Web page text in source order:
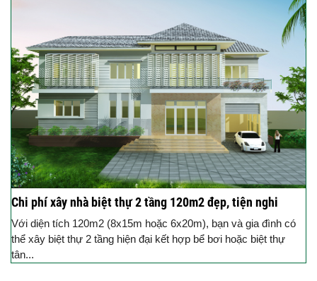
Chi phí xây nhà biệt thự 2 tầng 120m2 đẹp, tiện nghi
Với diện tích 120m2 (8x15m hoặc 6x20m), bạn và gia đình có
thể xây biệt thự 2 tầng hiện đại kết hợp bể bơi hoặc biệt thự
tân...